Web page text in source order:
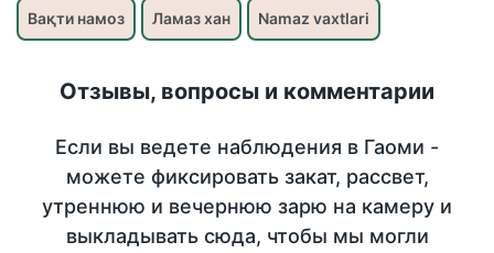
Вақти намоз Ламаз хан Namaz vaxtlari
Отзывы, вопросы и комментарии
Если вы ведете наблюдения в Гаоми -
можете фиксировать закат, рассвет,
утреннюю и вечернюю зарю на камеру и
выкладывать сюда, чтобы мы могли